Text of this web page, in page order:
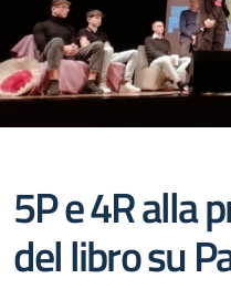
5P e 4R alla
del libro su